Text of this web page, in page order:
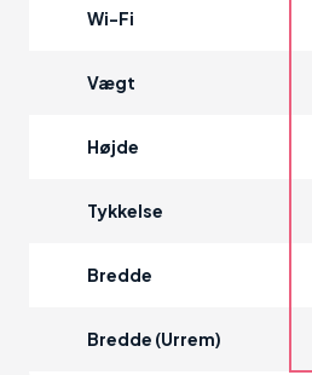
Wi-Fi
Vægt
Højde
Tykkelse
Bredde
Bredde (urrem)